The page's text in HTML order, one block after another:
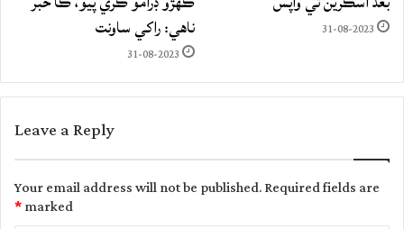
31-08-2023
ناهي: راکي ساونت
31-08-2023
Leave a Reply
Your email address will not be published.Required fields are
marked
*